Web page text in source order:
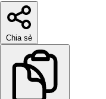
Chia sẻ